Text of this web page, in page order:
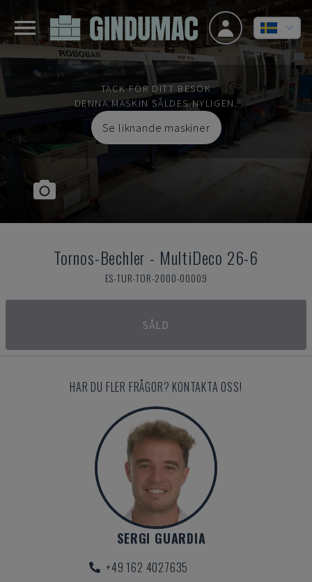
TACK FÖR DITT BESÖK
DENNA MASKIN SÅLDES NYLIGEN.
Se liknande maskiner
Tornos-Bechler - MultiDeco 26-6
ES-TUR-TOR-2000-00009
SÅLD
HAR DU FLER FRÅGOR? KONTAKTA OSS!
SERGI GUARDIA
+49 162 4027635